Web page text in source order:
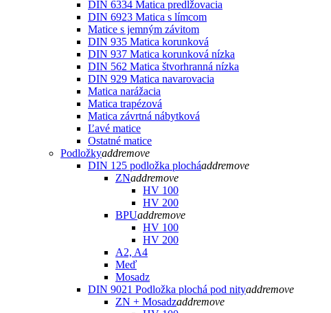
DIN 6334 Matica predlžovacia
DIN 6923 Matica s límcom
Matice s jemným závitom
DIN 935 Matica korunková
DIN 937 Matica korunková nízka
DIN 562 Matica štvorhranná nízka
DIN 929 Matica navarovacia
Matica narážacia
Matica trapézová
Matica závrtná nábytková
Ľavé matice
Ostatné matice
Podložkyaddremove
DIN 125 podložka plocháaddremove
ZNaddremove
HV 100
HV 200
BPUaddremove
HV 100
HV 200
A2, A4
Meď
Mosadz
DIN 9021 Podložka plochá pod nityaddremove
ZN + Mosadzaddremove